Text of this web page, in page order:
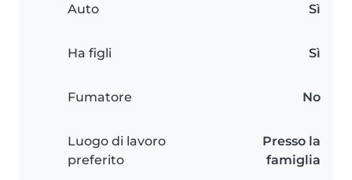
Auto Sì
Ha figli Sì
Fumatore No
Luogo di lavoro
preferito
Presso la
famiglia